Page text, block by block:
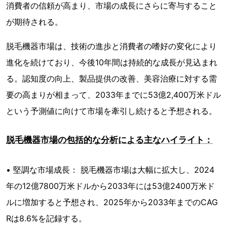
消費者の信頼が高まり、市場の成長にさらに寄与すること
が期待される。
脱毛機器市場は、技術の進歩と消費者の嗜好の変化により
進化を続けており、今後10年間は持続的な成長が見込まれ
る。認知度の向上、製品提供の改善、美容治療に対する需
要の高まりが相まって、2033年までに53億2,400万米ドル
という予測値に向けて市場を牽引し続けると予想される。
脱毛機器市場の包括的な分析による主なハイライト：
• 堅調な市場成長： 脱毛機器市場は大幅に拡大し、2024
年の12億7800万米ドルから2033年には53億2400万米ド
ルに増加すると予想され、2025年から2033年までのCAG
Rは8.6%を記録する。